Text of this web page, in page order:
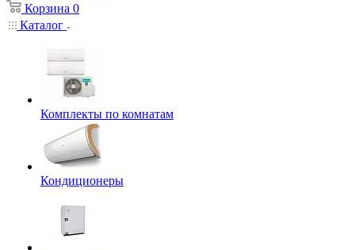
Корзина 0
Каталог
Комплекты по комнатам
Кондиционеры